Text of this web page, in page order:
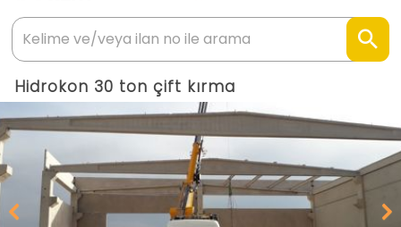
Hidrokon 30 ton çift kırma